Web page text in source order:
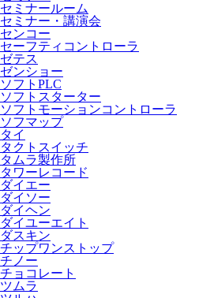
セミナールーム
セミナー・講演会
センコー
セーフティコントローラ
ゼテス
ゼンショー
ソフトPLC
ソフトスターター
ソフトモーションコントローラ
ソフマップ
タイ
タクトスイッチ
タムラ製作所
タワーレコード
ダイエー
ダイソー
ダイヘン
ダイユーエイト
ダスキン
チップワンストップ
チノー
チョコレート
ツムラ